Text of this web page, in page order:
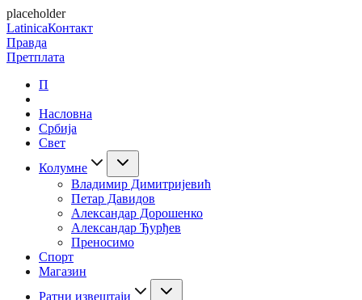
placeholder
LatinicaКонтакт
Правда
Претплата
П
Насловна
Србија
Свет
Колумне
Владимир Димитријевић
Петар Давидов
Александар Дорошенко
Александар Ђурђев
Преносимо
Спорт
Магазин
Ратни извештаји